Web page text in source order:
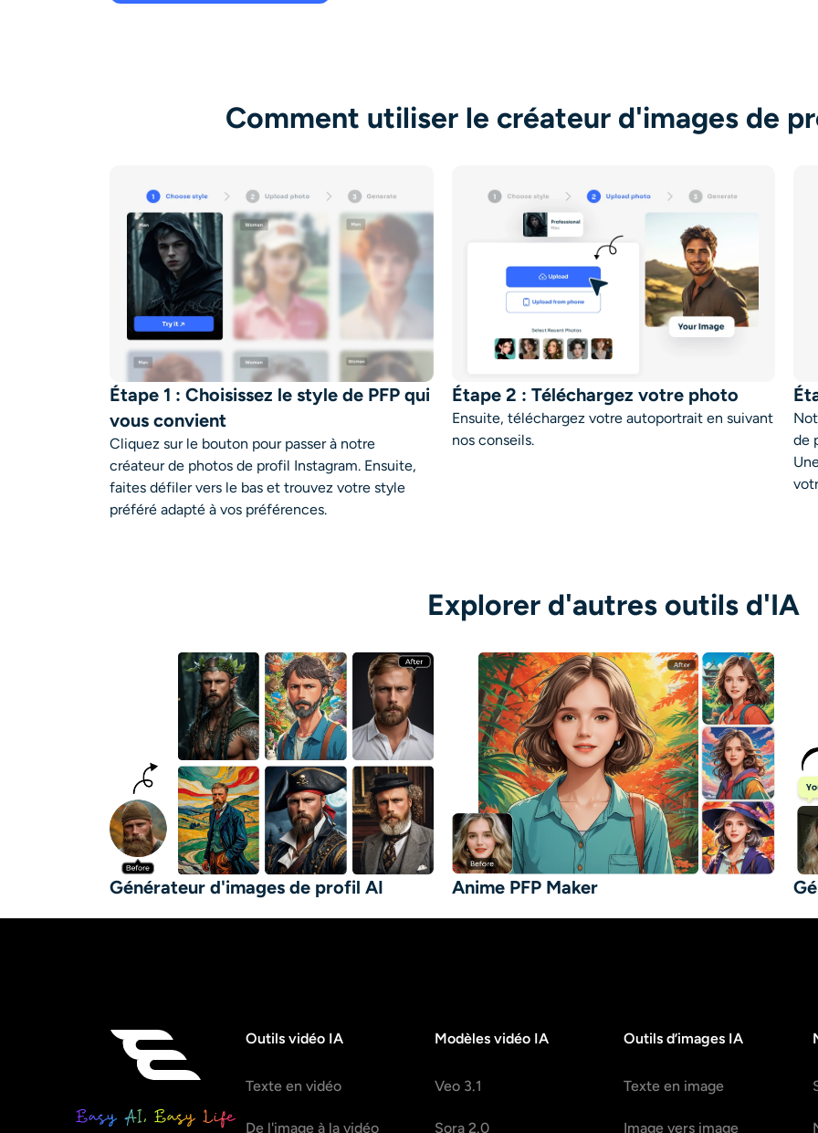
Comment utiliser le créateur d'images de
Étape 1 : Choisissez le style de PFP qui
vous convient
Cliquez sur le bouton pour passer à notre
créateur de photos de profil Instagram. Ensuite,
faites défiler vers le bas et trouvez votre style
préféré adapté à vos préférences.
Étape 2 : Téléchargez votre photo
Ensuite, téléchargez votre autoportrait en suivant
nos conseils.
de
Explorer d'autres outils d'IA
Générateur d'images de profil AI Anime PFP Maker
Outils vidéo IA
Texte en vidéo
De l'image à la vidéo
Modèles vidéo IA
Veo 3.1
Sora 2.0
Outils d’images IA
Texte en image
Image vers image